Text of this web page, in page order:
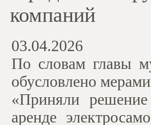
компаний
03.04.2026
По словам главы
обусловлено
«Приняли
аренде